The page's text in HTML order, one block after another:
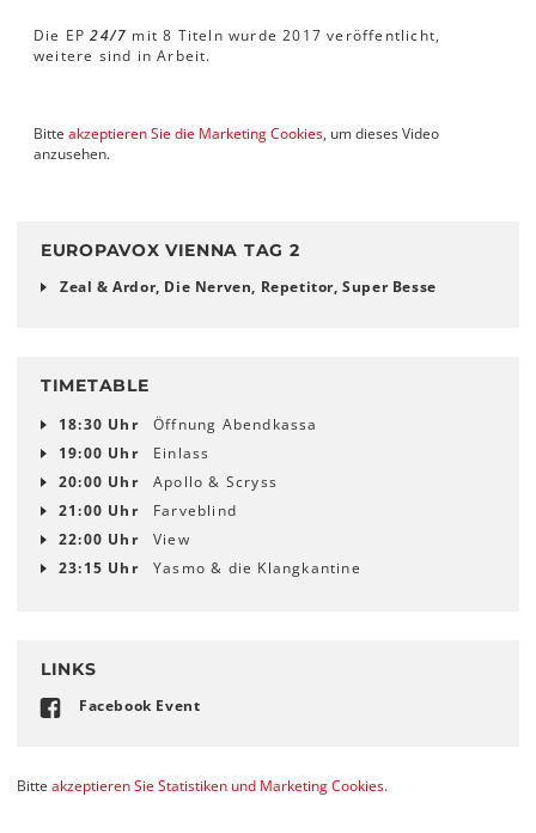
Die EP24/7 mit 8 Titeln wurde 2017 veröffentlicht,
weitere sind in Arbeit.
Bitte akzeptieren Sie die Marketing Cookies, um dieses Video
anzusehen.
EUROPAVOX VIENNA TAG 2
Zeal & Ardor, Die Nerven, Repetitor, Super Besse
TIMETABLE
18:30 Uhr
Öffnung Abendkassa
19:00 Uhr
Einlass
20:00 Uhr
Apollo & Scryss
21:00 Uhr
Farveblind
22:00 Uhr
View
23:15 Uhr
Yasmo & die Klangkantine
LINKS
Facebook Event
Bitte akzeptieren Sie Statistiken und Marketing Cookies.